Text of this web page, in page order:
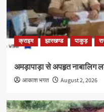
क्राइम झारखण्ड पाकुड़
अमड़ापाड़ा से अपहृत नाबालिग
आकाश भगत August 2, 2026